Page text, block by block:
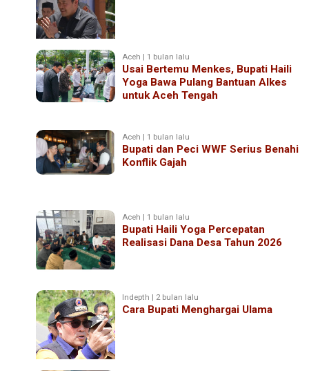
Aceh | 1 bulan lalu
Usai Bertemu Menkes, Bupati Haili
Yoga Bawa Pulang Bantuan Alkes
untuk Aceh Tengah
Aceh | 1 bulan lalu
Bupati dan Peci WWF Serius Benahi
Konflik Gajah
Aceh | 1 bulan lalu
Bupati Haili Yoga Percepatan
Realisasi Dana Desa Tahun 2026
Indepth | 2 bulan lalu
Cara Bupati Menghargai Ulama